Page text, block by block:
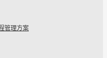
管理方案